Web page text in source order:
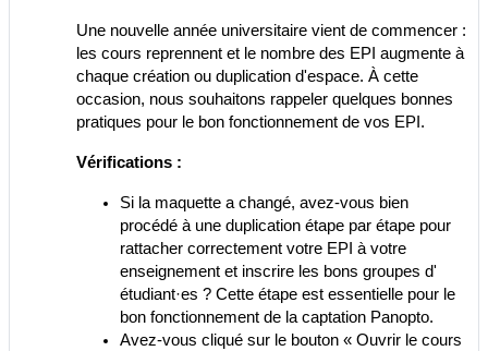
Une nouvelle année universitaire vient de commencer :
les cours reprennent et le nombre des EPI augmente à
chaque création ou duplication d'espace. À cette
occasion, nous souhaitons rappeler quelques bonnes
pratiques pour le bon fonctionnement de vos EPI.
Vérifications :
Si la maquette a changé, avez-vous bien
procédé à une duplication étape par étape pour
rattacher correctement votre EPI à votre
enseignement et inscrire les bons groupes d'
étudiant·es ? Cette étape est essentielle pour le
bon fonctionnement de la captation Panopto.
Avez-vous cliqué sur le bouton « Ouvrir le cours